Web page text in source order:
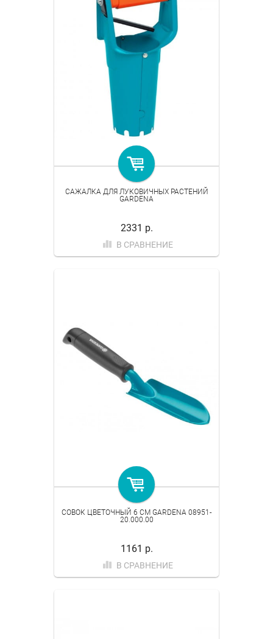
САЖАЛКА ДЛЯ ЛУКОВИЧНЫХ РАСТЕНИЙ
GARDENA
2331 р.
В СРАВНЕНИЕ
СОВОК ЦВЕТОЧНЫЙ 6 СМ GARDENA 08951-
20.000.00
1161 р.
В СРАВНЕНИЕ